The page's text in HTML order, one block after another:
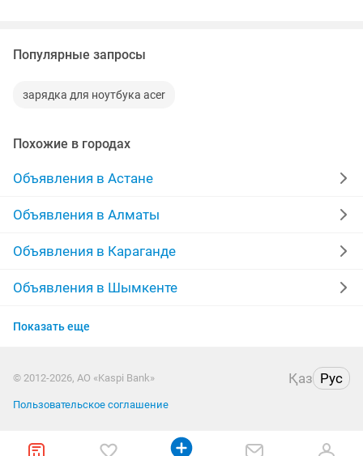
Популярные запросы
зарядка для ноутбука acer
Похожие в городах
Объявления в Астане
Объявления в Алматы
Объявления в Караганде
Объявления в Шымкенте
Объявления в Усть-Каменогорске
Объявления в Казахстане
Показать еще
© 2012-2026, АО «Kaspi Bank» Қаз Рус
Пользовательское соглашение